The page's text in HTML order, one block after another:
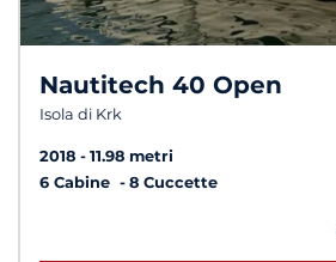
Nautitech 40 Open
Isola di Krk
2018
11.98 metri
6 Cabine
8 Cuccette